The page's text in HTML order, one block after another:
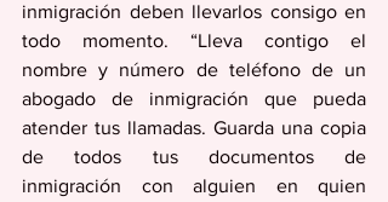
inmigración deben llevarlos consigo en
todo momento. “Lleva contigo el
nombre y número de teléfono de un
abogado de inmigración que pueda
atender tus llamadas. Guarda una copia
de todos tus documentos de
inmigración con alguien en quien